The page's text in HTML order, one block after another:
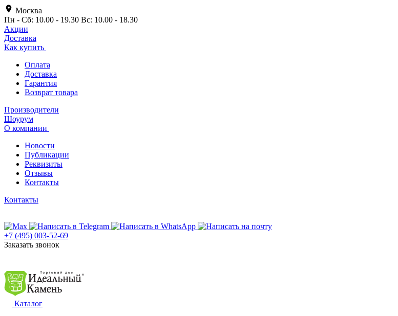
Москва
Пн - Сб: 10.00 - 19.30 Вс: 10.00 - 18.30
Акции
Доставка
Как купить
Оплата
Доставка
Гарантия
Возврат товара
Производители
Шоурум
О компании
Новости
Публикации
Реквизиты
Отзывы
Контакты
Контакты
+7 (495) 003-52-69
Заказать звонок
Каталог